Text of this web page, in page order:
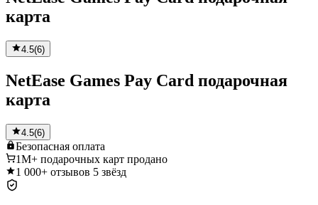
карта
4.5(6)
NetEase Games Pay Card подарочная
карта
4.5(6)
Безопасная оплата
1M+ подарочных карт продано
1 000+ отзывов 5 звёзд